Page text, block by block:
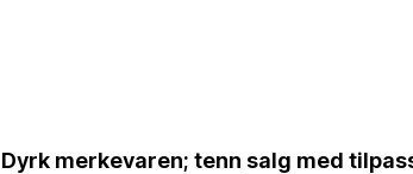
Dyrk merkevaren; tenn salg med